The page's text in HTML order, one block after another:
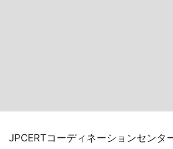
JPCERTコーディネーションセンタ